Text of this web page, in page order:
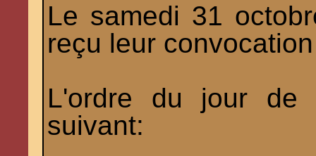
Le samedi 31
reçu leur
L'ordre du jour de
suivant: